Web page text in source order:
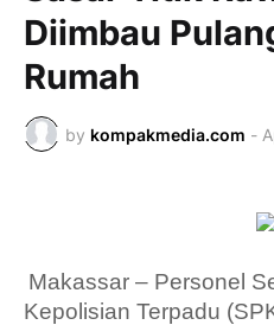
Diimbau
Rumah
by kompakmedia.com -
Makassar – Personel
Kepolisian Terpadu